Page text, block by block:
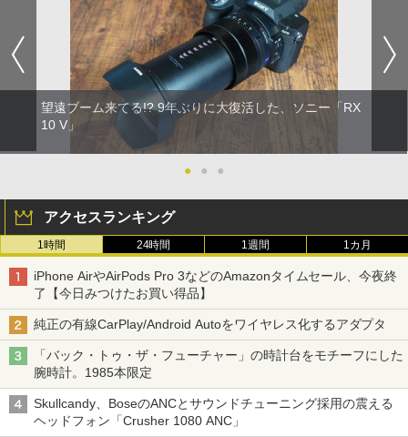
望遠ブーム来てる!? 9年ぶりに大復活した、ソニー「RX
10 V」
● ● ●
アクセスランキング
1時間 24時間 1週間 1カ月
iPhone AirやAirPods Pro 3などのAmazonタイムセール、今夜終
了【今日みつけたお買い得品】
純正の有線CarPlay/Android Autoをワイヤレス化するアダプタ
「バック・トゥ・ザ・フューチャー」の時計台をモチーフにした
腕時計。1985本限定
Skullcandy、BoseのANCとサウンドチューニング採用の震える
ヘッドフォン「Crusher 1080 ANC」